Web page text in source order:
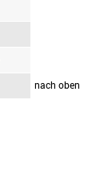
nach oben